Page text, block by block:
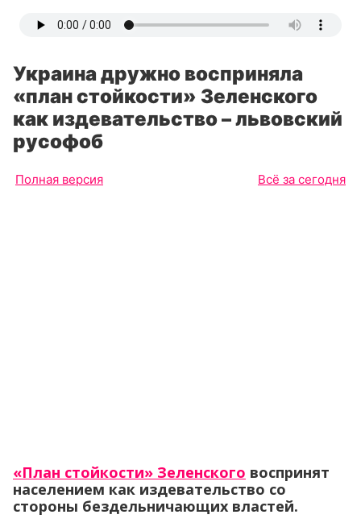
Украина дружно восприняла
«план стойкости» Зеленского
как издевательство – львовский
русофоб
Полная версия Всё за сегодня
«План стойкости» Зеленского воспринят
населением как издевательство со
стороны бездельничающих властей.